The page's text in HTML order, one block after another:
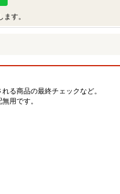
す。
る商品の最終チェックなど。
用です。